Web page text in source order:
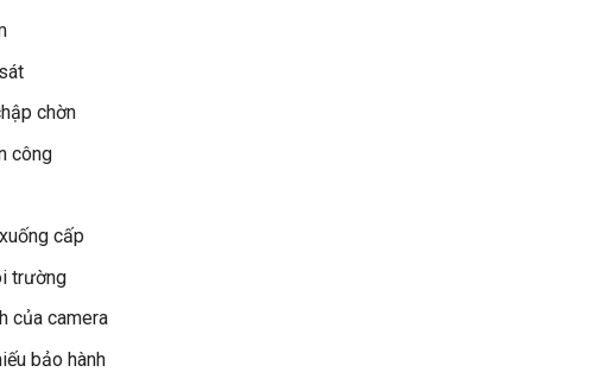
chờn
công
cấp
trường
của camera
bảo hành